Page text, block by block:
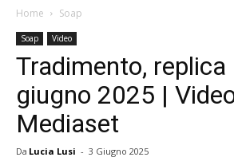
Home Soap
Soap Video
Tradimento,
giugno 2025 |
Mediaset
Da Lucia Lusi - 3 Giugno 2025